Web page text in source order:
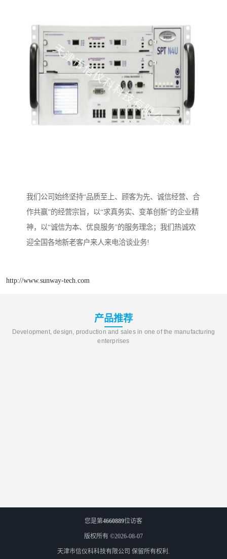
我们公司始终坚持“品质至上、顾客为先、诚信经营、合
作共赢”的经营宗旨，以“求真务实、变革创新”的企业精
神，以“诚信为本、优良服务”的服务理念；我们热诚欢
迎全国各地新老客户来人来电洽谈业务!
http://www.sunway-tech.com
产品推荐
Development, design, production and sales in one of the manufacturing
enterprises
您是第4660889位访客
版权所有 ©2026-08-07
天津市信仪科科技有限公司 保留所有权利.